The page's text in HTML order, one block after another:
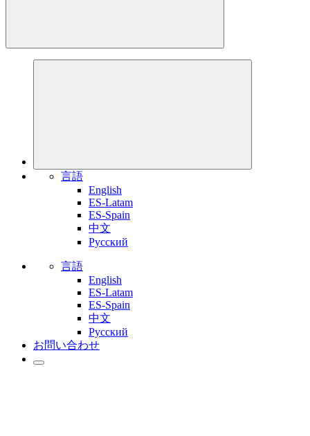
言語
English
ES-Latam
ES-Spain
中文
Pусский
言語
English
ES-Latam
ES-Spain
中文
Pусский
お問い合わせ